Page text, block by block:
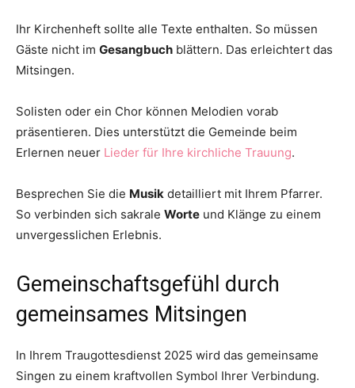
Ihr Kirchenheft sollte alle Texte enthalten. So müssen
Gäste nicht im Gesangbuch blättern. Das erleichtert das
Mitsingen.
Solisten oder ein Chor können Melodien vorab
präsentieren. Dies unterstützt die Gemeinde beim
Erlernen neuer Lieder für Ihre kirchliche Trauung.
Besprechen Sie die Musik detailliert mit Ihrem Pfarrer.
So verbinden sich sakrale Worte und Klänge zu einem
unvergesslichen Erlebnis.
Gemeinschaftsgefühl durch
gemeinsames Mitsingen
In Ihrem Traugottesdienst 2025 wird das gemeinsame
Singen zu einem kraftvollen Symbol Ihrer Verbindung.